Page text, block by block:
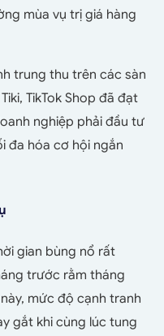
mùa vụ trị giá hàng
trung thu trên các sàn
TikTok Shop đã đạt
nghiệp phải đầu tư
đa hóa cơ hội ngắn
gian bùng nổ rất
trước rằm tháng
mức độ cạnh tranh
gắt khi cùng lúc tung